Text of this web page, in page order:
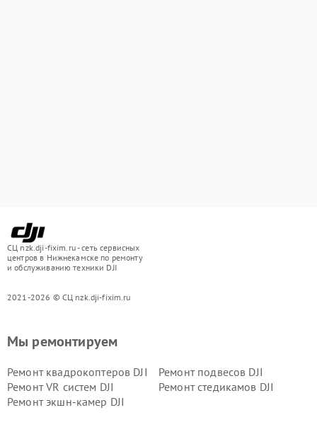
СЦ nzk.dji-fixim.ru - сеть сервисных
центров в Нижнекамске по ремонту
и обслуживанию техники DJI
2021-2026 © СЦ nzk.dji-fixim.ru
Мы ремонтируем
Ремонт квадрокоптеров DJI
Ремонт подвесов DJI
Ремонт VR систем DJI
Ремонт стедикамов DJI
Ремонт экшн-камер DJI